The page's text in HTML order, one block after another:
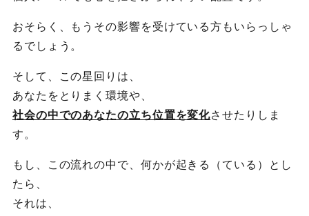
おそらく、もうその影響を受けている方もいらっしゃ
るでしょう。
そして、この星回りは、
あなたをとりまく環境や、
社会の中でのあなたの立ち位置を変化させたりしま
す。
もし、この流れの中で、何かが起きる（ている）とし
たら、
それは、